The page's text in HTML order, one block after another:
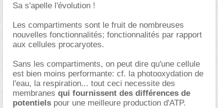
Sa s'apelle l'évolution !
Les compartiments sont le fruit de nombreuses
nouvelles fonctionnalités; fonctionnalités par rapport
aux cellules procaryotes.
Sans les compartiments, on peut dire qu'une cellule
est bien moins performante: cf. la photooxydation de
l'eau, la respiration... tout ceci necessite des
membranes qui fournissent des différences de
potentiels pour une meilleure production d'ATP.